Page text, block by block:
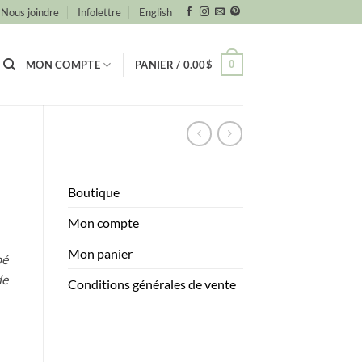
Nous joindre Infolettre English
MON COMPTE PANIER / 0.00$ 0
Boutique
Mon compte
Mon panier
Conditions générales de vente